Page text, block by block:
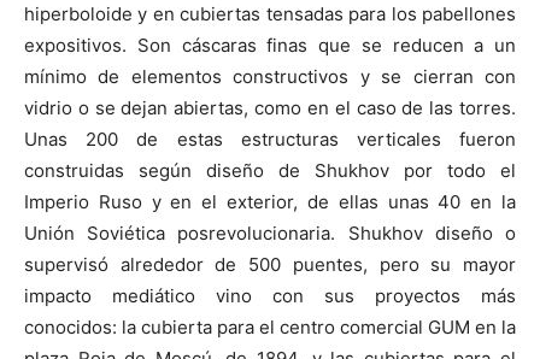
hiperboloide y en cubiertas tensadas para los pabellones
expositivos. Son cáscaras finas que se reducen a un
mínimo de elementos constructivos y se cierran con
vidrio o se dejan abiertas, como en el caso de las torres.
Unas 200 de estas estructuras verticales fueron
construidas según diseño de Shukhov por todo el
Imperio Ruso y en el exterior, de ellas unas 40 en la
Unión Soviética posrevolucionaria. Shukhov diseño o
supervisó alrededor de 500 puentes, pero su mayor
impacto mediático vino con sus proyectos más
conocidos: la cubierta para el centro comercial GUM en la